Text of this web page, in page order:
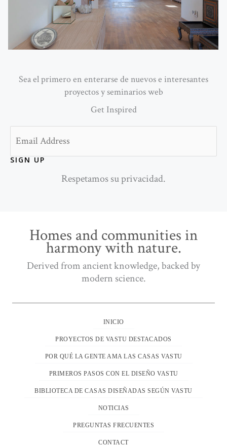
Sea el primero en enterarse de nuevos e interesantes
proyectos y seminarios web
Get Inspired
SIGN UP
Respetamos su privacidad.
Homes and communities in
harmony with nature.
Derived from ancient knowledge, backed by
modern science.
INICIO
PROYECTOS DE VASTU DESTACADOS
POR QUÉ LA GENTE AMA LAS CASAS VASTU
PRIMEROS PASOS CON EL DISEÑO VASTU
BIBLIOTECA DE CASAS DISEÑADAS SEGÚN VASTU
NOTICIAS
PREGUNTAS FRECUENTES
CONTACT